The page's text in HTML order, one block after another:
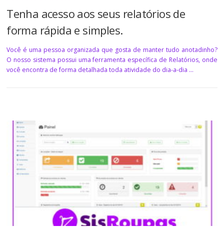
Tenha acesso aos seus relatórios de
forma rápida e simples.
Você é uma pessoa organizada que gosta de manter tudo anotadinho?
O nosso sistema possui uma ferramenta específica de Relatórios, onde
você encontra de forma detalhada toda atividade do dia-a-dia …